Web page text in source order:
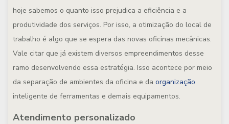
hoje sabemos o quanto isso prejudica a eficiência e a
produtividade dos serviços. Por isso, a otimização do local de
trabalho é algo que se espera das novas oficinas mecânicas.
Vale citar que já existem diversos empreendimentos desse
ramo desenvolvendo essa estratégia. Isso acontece por meio
da separação de ambientes da oficina e da organização
inteligente de ferramentas e demais equipamentos.
Atendimento personalizado